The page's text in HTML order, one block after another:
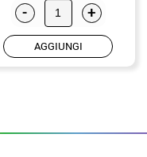
- +
AGGIUNGI